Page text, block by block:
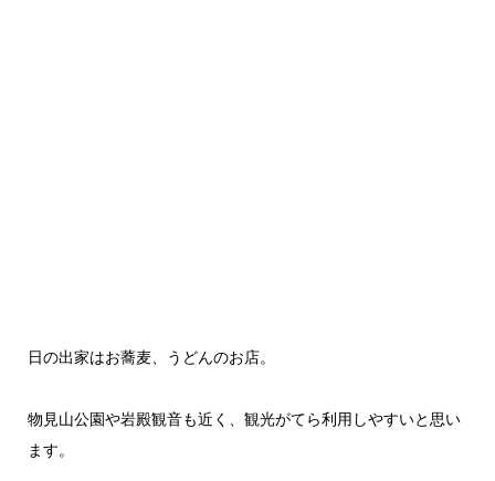
日の出家はお蕎麦、うどんのお店。
物見山公園や岩殿観音も近く、観光がてら利用しやすいと思い
ます。